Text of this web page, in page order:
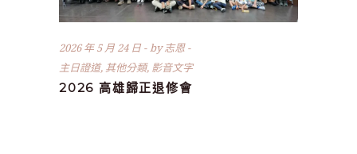
2026 年 5 月 24 日 by志恩
主日證道, 其他分類, 影音文字
2026 高雄歸正退修會